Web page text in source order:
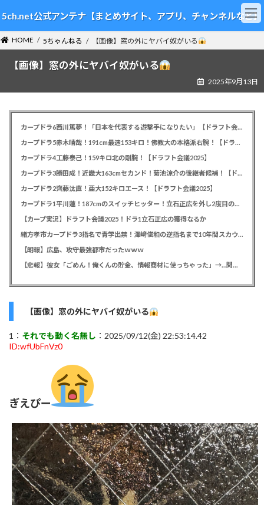
ン
テ
ン
ツ
ビ
ゲ
ー
シ
5ch.net公式アンテナ【まとめサイト、アプリ、チャンネルなど】
HOME 5ちゃんねる 【画像】窓の外にヤバイ奴がいる
【画像】窓の外にヤバイ奴がいる
2025年9月13日
カープドラ6西川篤夢！「日本を代表する遊撃手になりたい」【ドラフト会議2025】
カープドラ5赤木晴哉！191cm最速153キロ！佛教大の本格派右腕！【ドラフト会議2025】
カープドラ4工藤泰己！159キロ北の剛腕！【ドラフト会議2025】
カープドラ3勝田成！近畿大163cmセカンド！菊池涼介の後継者候補！【ドラフト会議2025】
カープドラ2齊藤汰直！亜大152キロエース！【ドラフト会議2025】
カープドラ1平川蓮！187cmのスイッチヒッター！立石正広を外し2度目の重複も新井監督がクジを引き当てる！【ドラフト会議2025】
【カープ実況】ドラフト会議2025！ドラ1立石正広の獲得なるか
緒方孝市カープドラ3指名で青学出禁！澤﨑俊和の逆指名まで10年間スカウト出禁
【朗報】広島、攻守最強都市だったｗｗｗ
【悲報】彼女「ごめん！俺くんの貯金、情報商材に使っちゃった」→…問い詰めたらギャン泣きされたんだが俺が悪いのか？
【画像】窓の外にヤバイ奴がいる
1： それでも動く名無し ：2025/09/12(金) 22:53:14.42
ID:wfUbFnVz0
ぎえぴー